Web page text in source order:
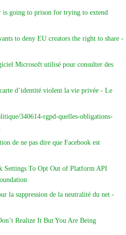
is going to prison for trying to extend
to deny EU creators the right to share -
Microsoft utilisé pour consulter des
d’identité violent la vie privée - Le
340614-rgpd-quelles-obligations-
de ne pas dire que Facebook est
Settings To Opt Out of Platform API
la suppression de la neutralité du net -
Realize It But You Are Being